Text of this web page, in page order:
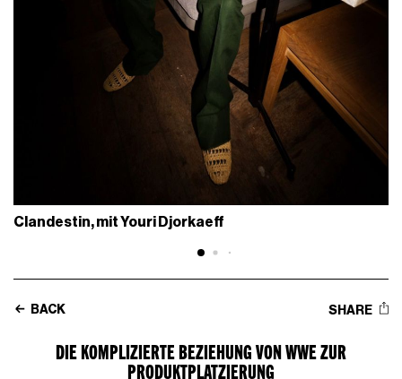
Clandestin, mit Youri Djorkaeff
BACK SHARE
DIE KOMPLIZIERTE BEZIEHUNG VON WWE ZUR
PRODUKTPLATZIERUNG